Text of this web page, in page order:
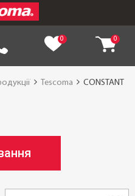
0 0
Tescoma CONSTANT